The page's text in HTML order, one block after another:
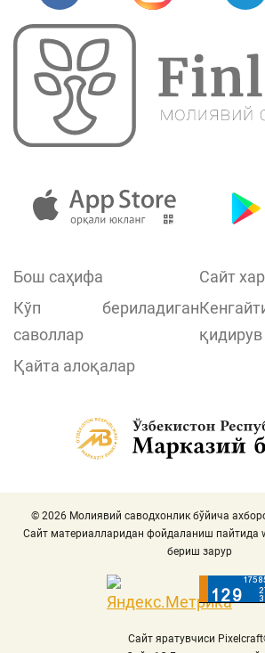
Бош саҳифа
Сайт
Кўп бериладиган
саволлар
қидирув
Қайта алоқалар
© 2026 Молиявий саводхонлик бўйича
Сайт материалларидан фойдаланиш пайтида
бериш зарур
Сайт яратувчиси